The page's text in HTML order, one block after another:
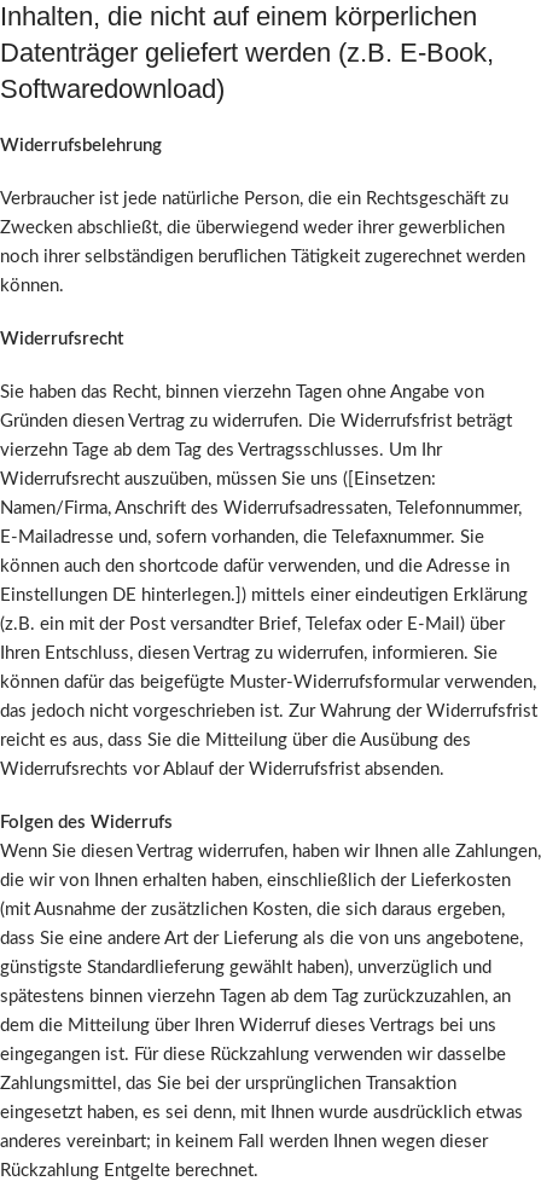
Inhalten, die nicht auf einem körperlichen
Datenträger geliefert werden (z.B. E-Book,
Softwaredownload)
Widerrufsbelehrung
Verbraucher ist jede natürliche Person, die ein Rechtsgeschäft zu
Zwecken abschließt, die überwiegend weder ihrer gewerblichen
noch ihrer selbständigen beruflichen Tätigkeit zugerechnet werden
können.
Widerrufsrecht
Sie haben das Recht, binnen vierzehn Tagen ohne Angabe von
Gründen diesen Vertrag zu widerrufen. Die Widerrufsfrist beträgt
vierzehn Tage ab dem Tag des Vertragsschlusses. Um Ihr
Widerrufsrecht auszuüben, müssen Sie uns ([Einsetzen:
Namen/Firma, Anschrift des Widerrufsadressaten, Telefonnummer,
E-Mailadresse und, sofern vorhanden, die Telefaxnummer. Sie
können auch den shortcode dafür verwenden, und die Adresse in
Einstellungen DE hinterlegen.]) mittels einer eindeutigen Erklärung
(z.B. ein mit der Post versandter Brief, Telefax oder E-Mail) über
Ihren Entschluss, diesen Vertrag zu widerrufen, informieren. Sie
können dafür das beigefügte Muster-Widerrufsformular verwenden,
das jedoch nicht vorgeschrieben ist. Zur Wahrung der Widerrufsfrist
reicht es aus, dass Sie die Mitteilung über die Ausübung des
Widerrufsrechts vor Ablauf der Widerrufsfrist absenden.
Folgen des Widerrufs
Wenn Sie diesen Vertrag widerrufen, haben wir Ihnen alle Zahlungen,
die wir von Ihnen erhalten haben, einschließlich der Lieferkosten
(mit Ausnahme der zusätzlichen Kosten, die sich daraus ergeben,
dass Sie eine andere Art der Lieferung als die von uns angebotene,
günstigste Standardlieferung gewählt haben), unverzüglich und
spätestens binnen vierzehn Tagen ab dem Tag zurückzuzahlen, an
dem die Mitteilung über Ihren Widerruf dieses Vertrags bei uns
eingegangen ist. Für diese Rückzahlung verwenden wir dasselbe
Zahlungsmittel, das Sie bei der ursprünglichen Transaktion
eingesetzt haben, es sei denn, mit Ihnen wurde ausdrücklich etwas
anderes vereinbart; in keinem Fall werden Ihnen wegen dieser
Rückzahlung Entgelte berechnet.